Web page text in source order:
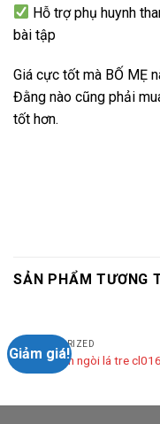
Hỗ trợ phụ huynh
bài tập
Giá cực tốt mà BỐ MẸ
Đằng nào cũng phải
tốt hơn.
SẢN PHẨM TƯƠNG
Giảm giá!
UNCATEGORIZED
Bút kim tinh ngòi lá tre cl016